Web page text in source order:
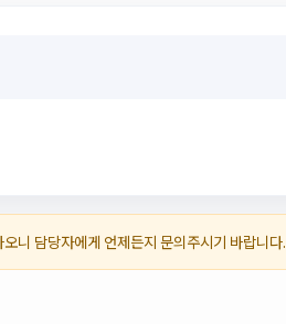
니 담당자에게 언제든지 문의주시기 바랍니다.